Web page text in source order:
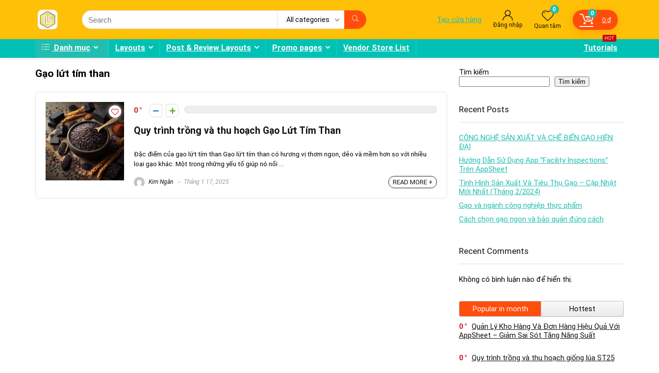
All categories Tạo cửa hàng
Đăng nhập
0
Quan tâm
0
0 ₫
Danh mục Layouts Post & Review Layouts Promo pages Vendor Store List
HOT
Tutorials
Gạo lứt tím than
0
Quy trình trồng và thu hoạch Gạo Lứt Tím Than
Đặc điểm của gạo lứt tím than Gạo lứt tím than có hương vị thơm ngon, dẻo và mềm hơn so với nhiều
loại gạo khác. Một trong những yếu tố giúp nó nổi ...
Kim Ngân Tháng 1 17, 2025 READ MORE +
Tìm kiếm
Tìm kiếm
Recent Posts
CÔNG NGHỆ SẢN XUẤT VÀ CHẾ BIẾN GẠO HIỆN
ĐẠI
Hướng Dẫn Sử Dụng App “Facility Inspections”
Trên AppSheet
Tình Hình Sản Xuất Và Tiêu Thụ Gạo – Cập Nhật
Mới Nhất (Tháng 2/2024)
Gạo và ngành công nghiệp thực phẩm
Cách chọn gạo ngon và bảo quản đúng cách
Recent Comments
Không có bình luận nào để hiển thị.
Popular in month
Hottest
0
Quản Lý Kho Hàng Và Đơn Hàng Hiệu Quả Với
AppSheet – Giảm Sai Sót Tăng Năng Suất
0 Quy trình trồng và thu hoạch giống lúa ST25